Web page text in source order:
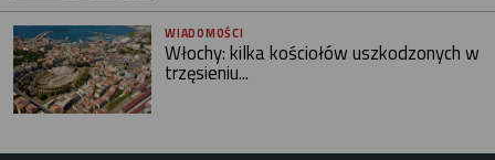
WIADOMOŚCI
Włochy: kilka kościołów uszkodzonych w
trzęsieniu...